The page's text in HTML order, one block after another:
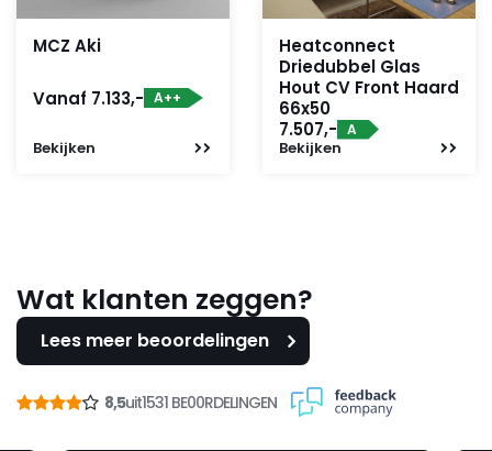
MCZ Aki
Vanaf 7.133,- A++
Bekijken
Heatconnect
Driedubbel Glas
Hout CV Front Haard
66x50
7.507,- A
Bekijken
Wat klanten zeggen?
Lees meer beoordelingen
8,5uit1531 BE00RDELINGEN